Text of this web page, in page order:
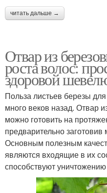
Средства для
уплотнения
Средство для
поврежденных волос
читать дальше →
Отвар из
роста волос:
здоровой
Польза листьев березы
много веков назад. Отвар
можно готовить на
предварительно
Основным полезным
являются входящие в их
способствуют